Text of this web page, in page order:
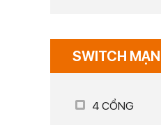
SWITCH
4 CỔNG